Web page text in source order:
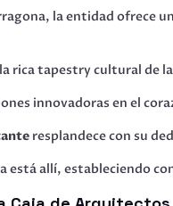
la entidad ofrece
rica tapestry cultural de
innovadoras en el
resplandece con su
está allí, estableciendo